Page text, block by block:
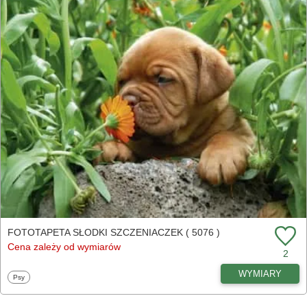
FOTOTAPETA SŁODKI SZCZENIACZEK ( 5076 )
Cena zależy od wymiarów
2
Fototapety
Psy WYMIARY